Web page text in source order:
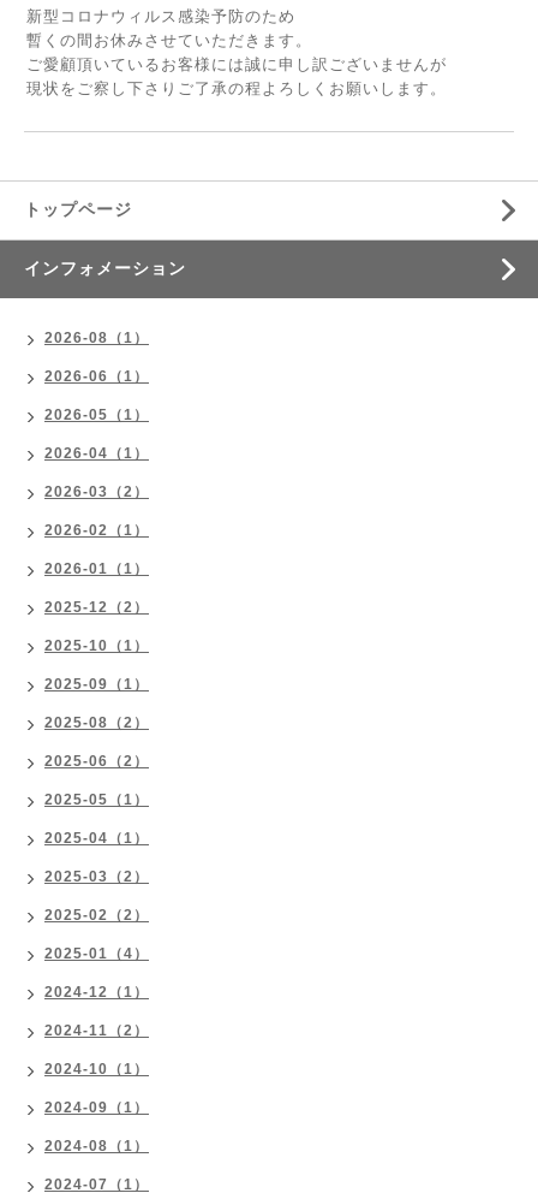
新型コロナウィルス感染予防のため
暫くの間お休みさせていただきます。
ご愛顧頂いているお客様には誠に申し訳ございませんが
現状をご察し下さりご了承の程よろしくお願いします。
トップページ
インフォメーション
2026-08（1）
2026-06（1）
2026-05（1）
2026-04（1）
2026-03（2）
2026-02（1）
2026-01（1）
2025-12（2）
2025-10（1）
2025-09（1）
2025-08（2）
2025-06（2）
2025-05（1）
2025-04（1）
2025-03（2）
2025-02（2）
2025-01（4）
2024-12（1）
2024-11（2）
2024-10（1）
2024-09（1）
2024-08（1）
2024-07（1）